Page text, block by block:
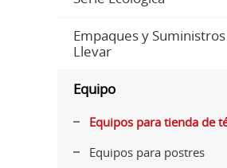
Empaques y
Llevar
Equipo
Equipos para tienda de
Equipos para postres